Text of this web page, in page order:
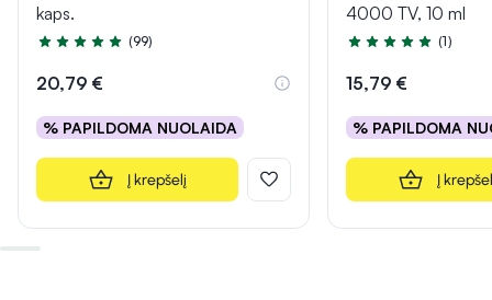
kaps.
Įvertinimas 4.9 iš 5
(99)
20,79 €
% PAPILDOMA NUOLAIDA
Į krepšelį
4000 TV, 10 ml
Įvertinimas 5.0 iš 5
(1)
15,79 €
% PAPILDOMA
Į